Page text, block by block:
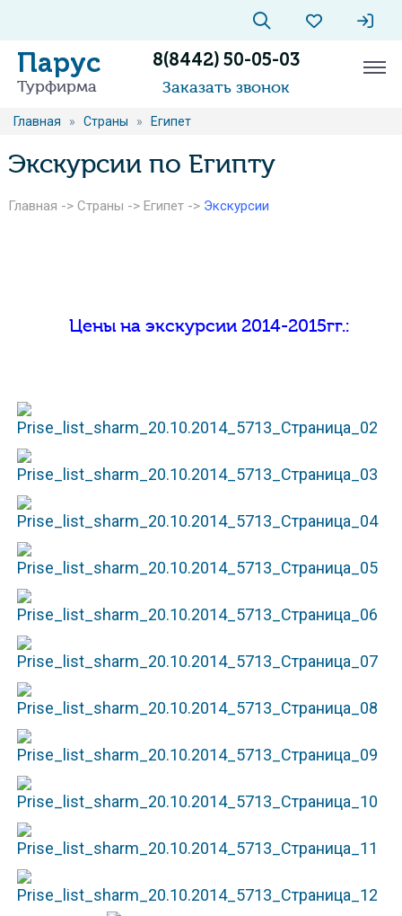
Парус
Турфирма
8(8442) 50-05-03
Заказать звонок
Главная » Страны » Египет
Экскурсии по Египту
Главная -> Страны -> Египет-> Экскурсии
Цены на экскурсии 2014-2015гг.: